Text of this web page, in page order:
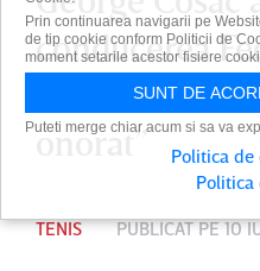
conducerea
Române de
onorat”
TENIS PUBLICAT PE 10
Prin continuarea navigarii pe
de tip cookie conform Politicii de
moment setarile acestor fisiere
SUNT DE
Puteti merge chiar acum si sa va
Politica de